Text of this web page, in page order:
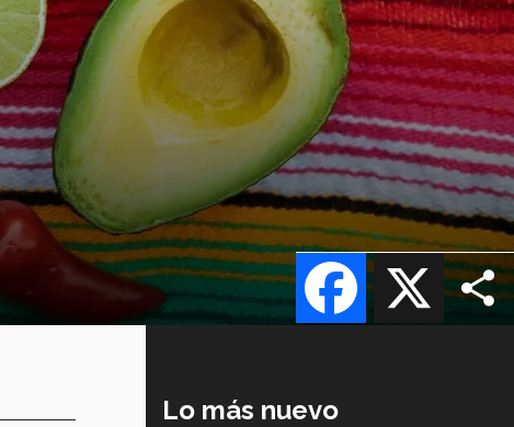
X
Facebook
Lo más nuevo